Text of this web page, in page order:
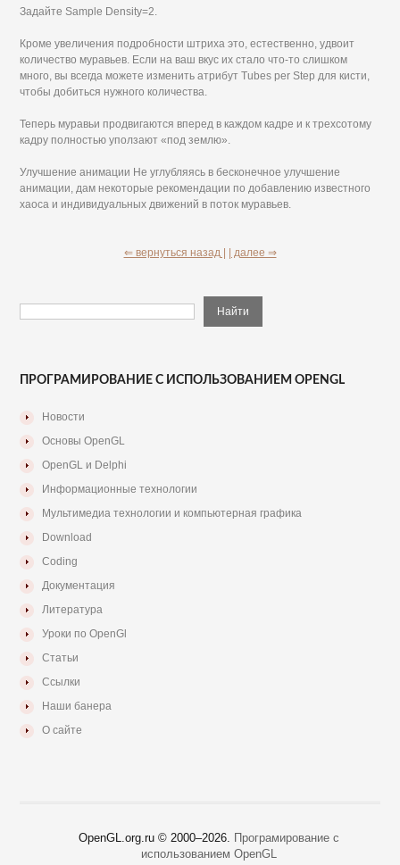
Задайте Sample Density=2.
Кроме увеличения подробности штриха это, естественно, удвоит
количество муравьев. Если на ваш вкус их стало что-то слишком
много, вы всегда можете изменить атрибут Tubes per Step для кисти,
чтобы добиться нужного количества.
Теперь муравьи продвигаются вперед в каждом кадре и к трехсотому
кадру полностью уползают «под землю».
Улучшение анимации Не углубляясь в бесконечное улучшение
анимации, дам некоторые рекомендации по добавлению известного
хаоса и индивидуальных движений в поток муравьев.
⇐ вернуться назад | | далее ⇒
ПРОГРАМИРОВАНИЕ С ИСПОЛЬЗОВАНИЕМ OPENGL
Новости
Основы OpenGL
OpenGL и Delphi
Информационные технологии
Мультимедиа технологии и компьютерная графика
Download
Coding
Документация
Литература
Уроки по OpenGl
Статьи
Ссылки
Наши банера
О сайте
OpenGL.org.ru © 2000–2026.
Програмирование с
использованием OpenGL